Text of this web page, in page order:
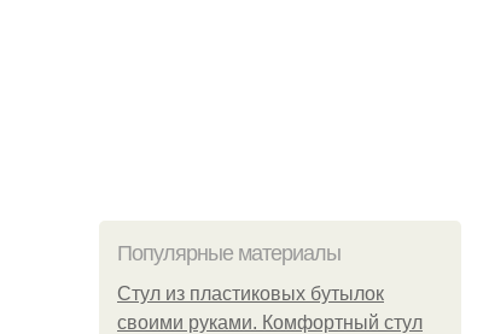
Популярные материалы
Стул из пластиковых бутылок
своими руками. Комфортный стул